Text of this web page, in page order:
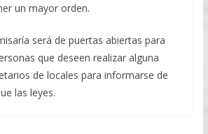
un mayor orden.
será de puertas abiertas para
que deseen realizar alguna
de locales para informarse de
las leyes.